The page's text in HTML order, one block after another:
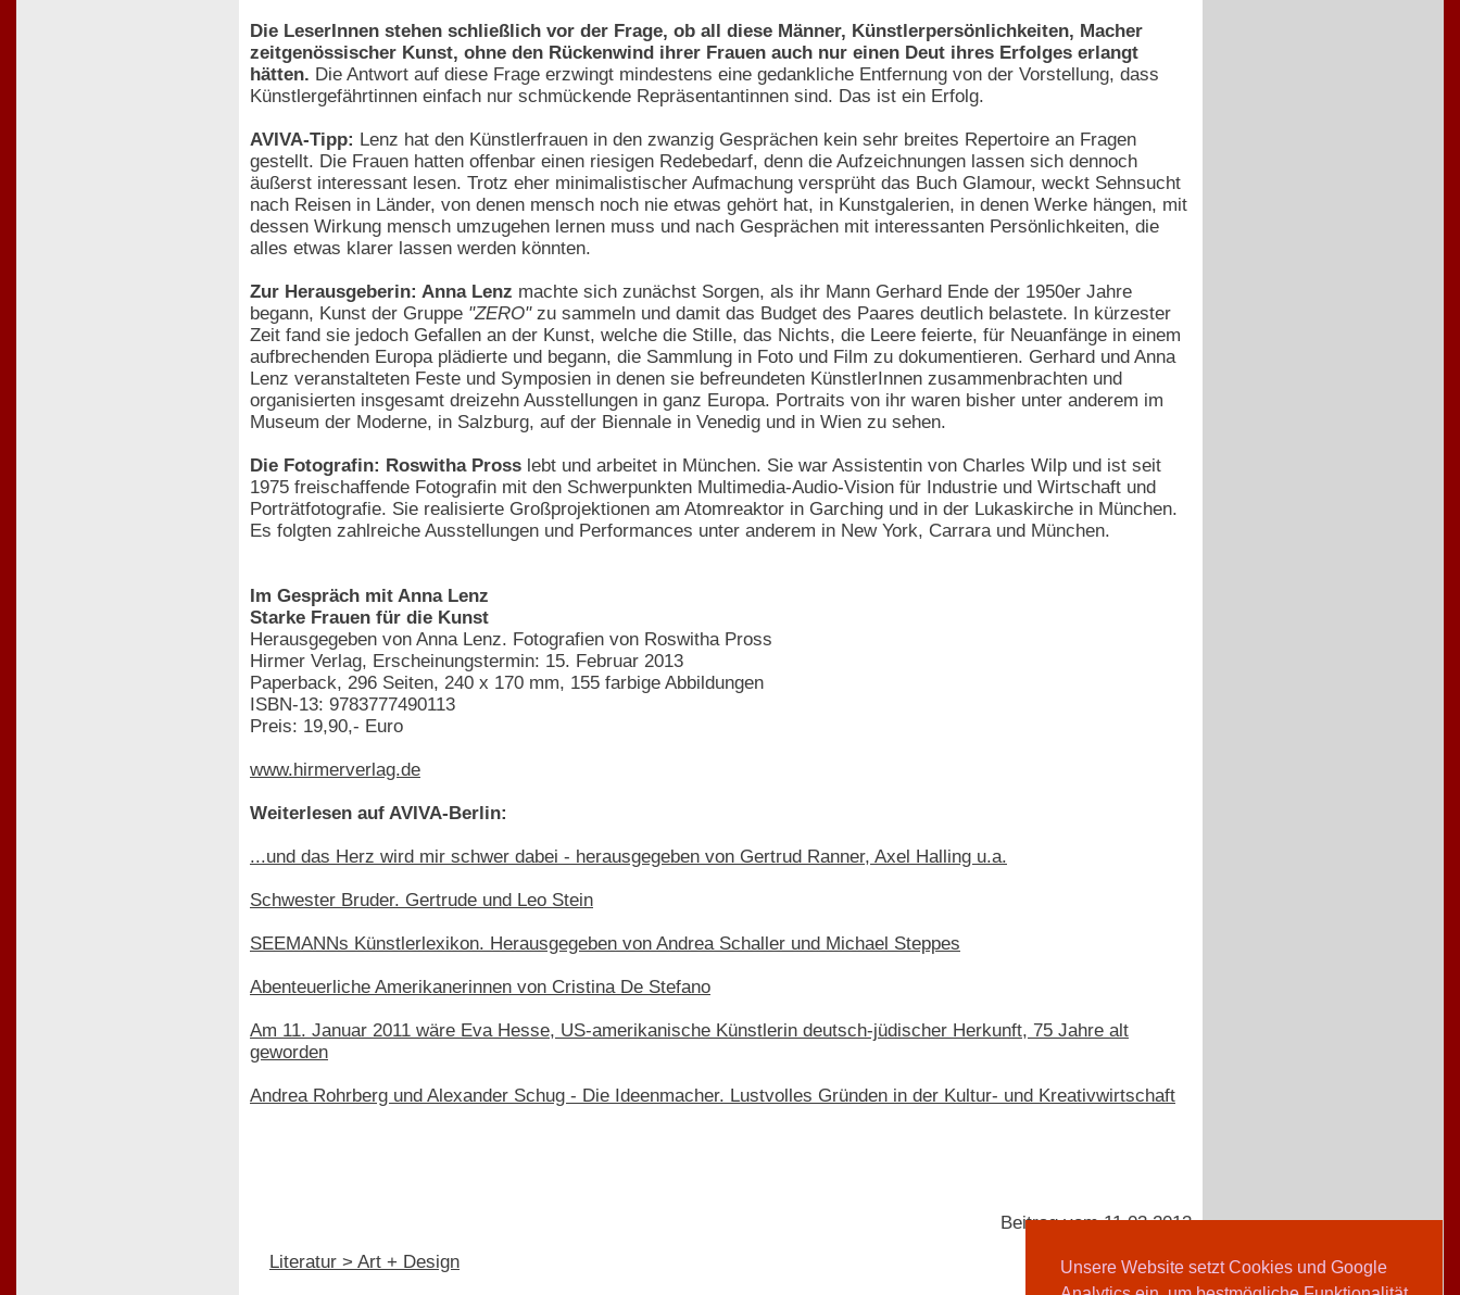
Unsere Website setzt Cookies und Google
Die LeserInnen stehen schließlich vor der Frage, ob all diese Männer, Künstlerpersönlichkeiten, Macher
zeitgenössischer Kunst, ohne den Rückenwind ihrer Frauen auch nur einen Deut ihres Erfolges erlangt
hätten. Die Antwort auf diese Frage erzwingt mindestens eine gedankliche Entfernung von der Vorstellung, dass
Künstlergefährtinnen einfach nur schmückende Repräsentantinnen sind. Das ist ein Erfolg.
AVIVA-Tipp: Lenz hat den Künstlerfrauen in den zwanzig Gesprächen kein sehr breites Repertoire an Fragen
gestellt. Die Frauen hatten offenbar einen riesigen Redebedarf, denn die Aufzeichnungen lassen sich dennoch
äußerst interessant lesen. Trotz eher minimalistischer Aufmachung versprüht das Buch Glamour, weckt Sehnsucht
nach Reisen in Länder, von denen mensch noch nie etwas gehört hat, in Kunstgalerien, in denen Werke hängen, mit
dessen Wirkung mensch umzugehen lernen muss und nach Gesprächen mit interessanten Persönlichkeiten, die
alles etwas klarer lassen werden könnten.
Zur Herausgeberin: Anna Lenz machte sich zunächst Sorgen, als ihr Mann Gerhard Ende der 1950er Jahre
begann, Kunst der Gruppe "ZERO"zu sammeln und damit das Budget des Paares deutlich belastete. In kürzester
Zeit fand sie jedoch Gefallen an der Kunst, welche die Stille, das Nichts, die Leere feierte, für Neuanfänge in einem
aufbrechenden Europa plädierte und begann, die Sammlung in Foto und Film zu dokumentieren. Gerhard und Anna
Lenz veranstalteten Feste und Symposien in denen sie befreundeten KünstlerInnen zusammenbrachten und
organisierten insgesamt dreizehn Ausstellungen in ganz Europa. Portraits von ihr waren bisher unter anderem im
Museum der Moderne, in Salzburg, auf der Biennale in Venedig und in Wien zu sehen.
Die Fotografin: Roswitha Pross lebt und arbeitet in München. Sie war Assistentin von Charles Wilp und ist seit
1975 freischaffende Fotografin mit den Schwerpunkten Multimedia-Audio-Vision für Industrie und Wirtschaft und
Porträtfotografie. Sie realisierte Großprojektionen am Atomreaktor in Garching und in der Lukaskirche in München.
Es folgten zahlreiche Ausstellungen und Performances unter anderem in New York, Carrara und München.
Im Gespräch mit Anna Lenz
Starke Frauen für die Kunst
Herausgegeben von Anna Lenz. Fotografien von Roswitha Pross
Hirmer Verlag, Erscheinungstermin: 15. Februar 2013
Paperback, 296 Seiten, 240 x 170 mm, 155 farbige Abbildungen
ISBN-13: 9783777490113
Preis: 19,90,- Euro
www.hirmerverlag.de
Weiterlesen auf AVIVA-Berlin:
...und das Herz wird mir schwer dabei - herausgegeben von Gertrud Ranner, Axel Halling u.a.
Schwester Bruder. Gertrude und Leo Stein
SEEMANNs Künstlerlexikon. Herausgegeben von Andrea Schaller und Michael Steppes
Abenteuerliche Amerikanerinnen von Cristina De Stefano
Am 11. Januar 2011 wäre Eva Hesse, US-amerikanische Künstlerin deutsch-jüdischer Herkunft, 75 Jahre alt
geworden
Andrea Rohrberg und Alexander Schug - Die Ideenmacher. Lustvolles Gründen in der Kultur- und Kreativwirtschaft
Literatur > Art + Design
Beitrag vom 11.03.2013